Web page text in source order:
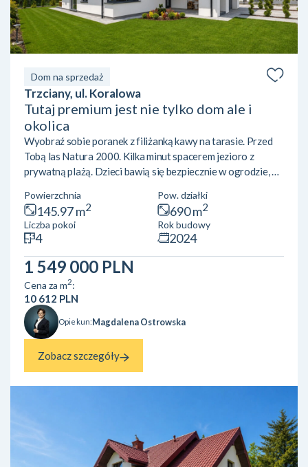
Dom na sprzedaż
Trzciany, ul. Koralowa
Tutaj premium jest nie tylko dom ale i
okolica
Wyobraź sobie poranek z filiżanką kawy na tarasie. Przed
Tobą las Natura 2000. Kilka minut spacerem jezioro z
prywatną plażą. Dzieci bawią się bezpiecznie w ogrodzie, a
ptaków. To dom, do którego wprowadzasz się z walizką.
Najważniejsze informacje• Trzciany | gm. Jabłonna• około
30 km od centrum Warszawy• dom parterowy•
powierzchnia 145,97 m²• działka 690 m²• oddany do
użytkowania w 2024 roku Sercem domu jest przestronny
salon z kominkiem...
Powierzchnia
145.97 m2
Pow. działki
690 m2
Liczba pokoi
4
Rok budowy
2024
1 549 000 PLN
Cena za m2:
10 612 PLN
Opiekun:Magdalena Ostrowska
Zobacz szczegóły